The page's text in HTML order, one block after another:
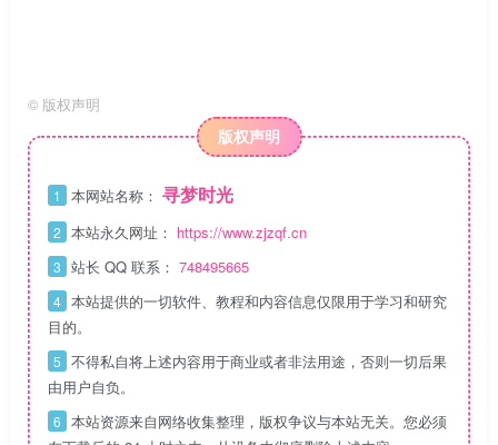
© 版权声明
版权声明
1 本网站名称： 寻梦时光
2 本站永久网址： https://www.zjzqf.cn
3 站长 QQ 联系： 748495665
4
目的。
5
由用户自负。
6